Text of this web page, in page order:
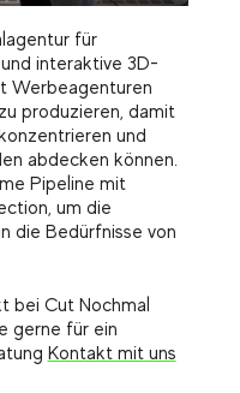
für
interaktive 3D-
Werbeagenturen
produzieren, damit
und
abdecken können.
Pipeline mit
um die
die Bedürfnisse von
bei Cut Nochmal
gerne für ein
Kontakt mit uns